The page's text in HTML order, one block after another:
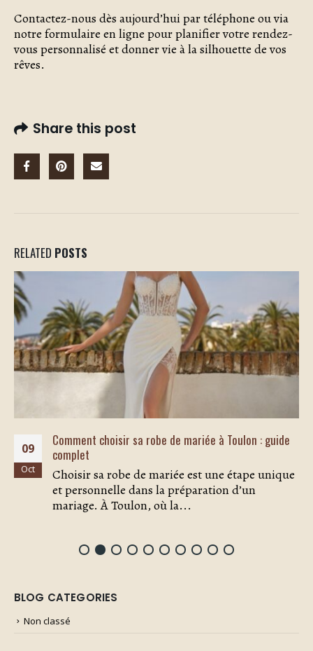
Contactez-nous dès aujourd’hui par téléphone ou via
notre formulaire en ligne pour planifier votre rendez-
vous personnalisé et donner vie à la silhouette de vos
rêves.
Share this post
RELATED POSTS
09
Oct
Comment choisir sa robe de mariée à Toulon : guide
complet
Choisir sa robe de mariée est une étape unique
et personnelle dans la préparation d’un
mariage. À Toulon, où la...
BLOG CATEGORIES
Non classé